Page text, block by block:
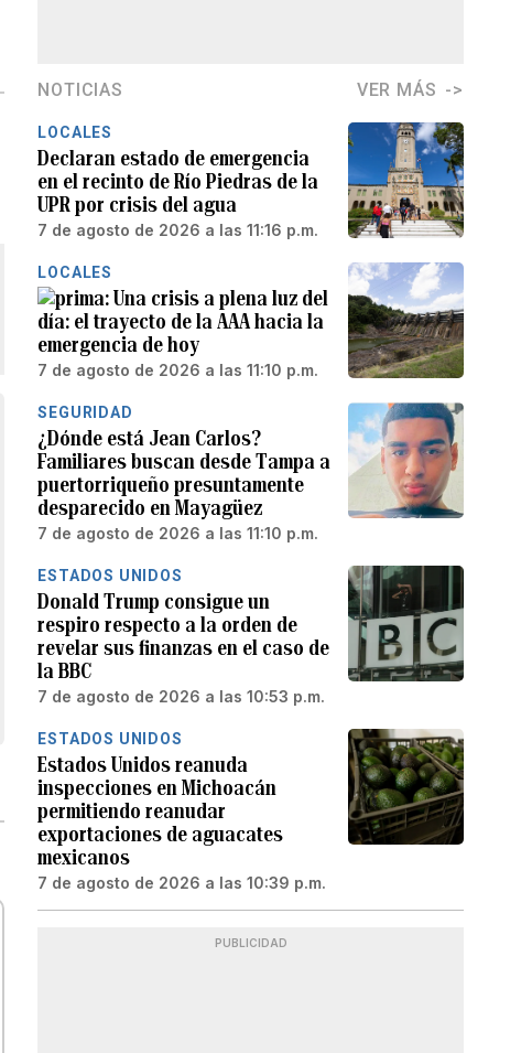
NOTICIAS VER MÁS
LOCALES
Declaran estado de emergencia
en el recinto de Río Piedras de la
UPR por crisis del agua
7 de agosto de 2026 a las 11:16 p.m.
LOCALES
Una crisis a plena luz del
día: el trayecto de la AAA hacia la
emergencia de hoy
7 de agosto de 2026 a las 11:10 p.m.
SEGURIDAD
¿Dónde está Jean Carlos?
Familiares buscan desde Tampa a
puertorriqueño presuntamente
desparecido en Mayagüez
7 de agosto de 2026 a las 11:10 p.m.
ESTADOS UNIDOS
Donald Trump consigue un
respiro respecto a la orden de
revelar sus finanzas en el caso de
la BBC
7 de agosto de 2026 a las 10:53 p.m.
ESTADOS UNIDOS
Estados Unidos reanuda
inspecciones en Michoacán
permitiendo reanudar
exportaciones de aguacates
mexicanos
7 de agosto de 2026 a las 10:39 p.m.
PUBLICIDAD